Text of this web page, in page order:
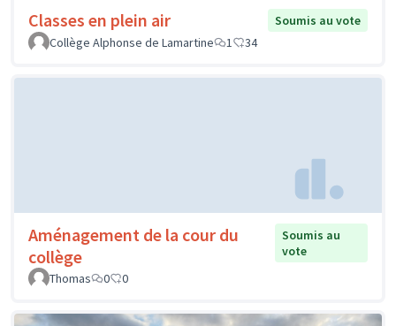
Classes en plein air
Soumis au vote
Collège Alphonse de Lamartine
1 34
Aménagement de la cour du
collège
Soumis au
vote
Thomas
0 0